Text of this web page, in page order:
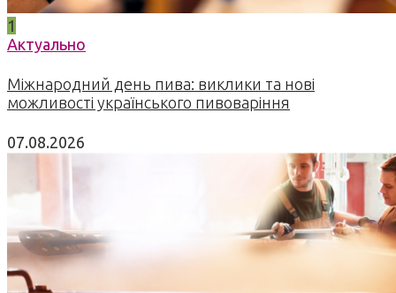
1
Актуально
Міжнародний день пива: виклики та нові
можливості українського пивоваріння
07.08.2026